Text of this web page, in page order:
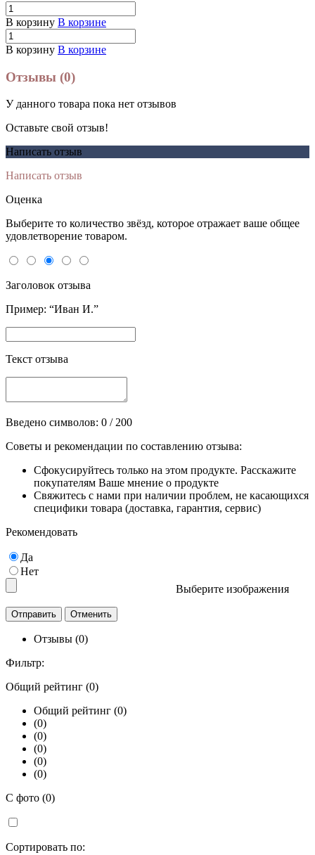
В корзину В корзине
В корзину В корзине
Отзывы (0)
У данного товара пока нет отзывов
Оставьте свой отзыв!
Написать отзыв
Написать отзыв
Оценка
Выберите то количество звёзд, которое отражает ваше общее
удовлетворение товаром.
Заголовок отзыва
Пример: “Иван И.”
Текст отзыва
Введено символов: 0 / 200
Советы и рекомендации по составлению отзыва:
Сфокусируйтесь только на этом продукте. Расскажите
покупателям Ваше мнение о продукте
Свяжитесь с нами при наличии проблем, не касающихся
специфики товара (доставка, гарантия, сервис)
Рекомендовать
Да
Нет
Выберите изображения
Отзывы (0)
Фильтр:
Общий рейтинг (0)
Общий рейтинг (0)
(0)
(0)
(0)
(0)
(0)
С фото (0)
Сортировать по: